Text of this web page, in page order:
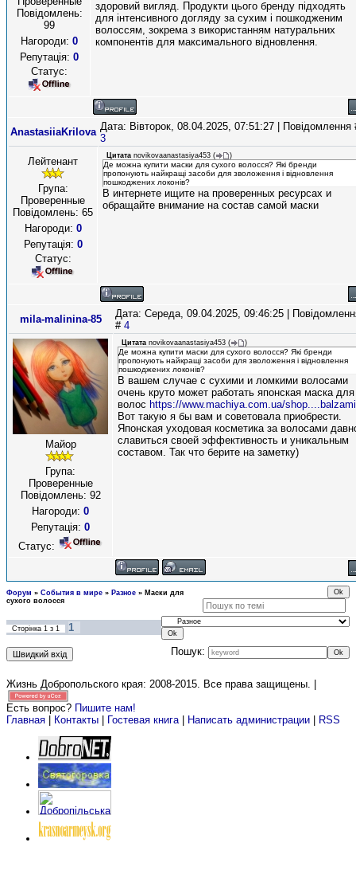
Повідомлень:
99
Нагороди: 0
Репутація: 0
Статус:
здоровий вигляд. Продукти цього бренду підходять
для інтенсивного догляду за сухим і пошкодженим
волоссям, зокрема з використанням натуральних
компонентів для максимального відновлення.
AnastasiiaKrilova Дата: Вівторок, 08.04.2025, 07:51:27 | Повідомлення
3
Лейтенант
Група:
Проверенные
Повідомлень: 65
Нагороди: 0
Репутація: 0
Статус:
Цитата novikovaanastasiya453 ( )
Де можна купити маски для сухого волосся? Які бренди
пропонують найкращі засоби для зволоження і відновлення
пошкоджених локонів?
В интернете ищите на проверенных ресурсах и
обращайте внимание на состав самой маски
mila-malinina-85
Дата: Середа, 09.04.2025, 09:46:25 |
# 4
Майор
Група:
Проверенные
Повідомлень: 92
Нагороди: 0
Репутація: 0
Статус:
Цитата novikovaanastasiya453 ( )
Де можна купити маски для сухого волосся? Які бренди
пропонують найкращі засоби для зволоження і відновлення
пошкоджених локонів?
В вашем случае с сухими и ломкими волосами
очень круто может работать японская маска для
волос https://www.machiya.com.ua/shop....balzami
Вот такую я бы вам и советовала приобрести.
Японская уходовая косметика за волосами
славиться своей эффективность и уникальным
составом. Так что берите на заметку)
Форум » События в мире » Разное » Маски для
сухого волосся
Сторінка 1 з 1
1
Пошук:
Жизнь Добропольского края: 2008-2015. Все права защищены. |
Есть вопрос? Пишите нам!
Главная
Контакты Гостевая книга| Написать администрации RSS